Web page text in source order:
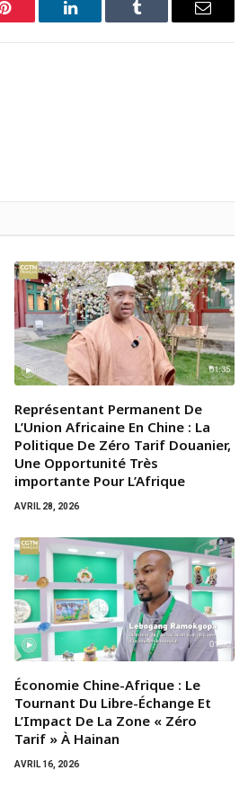
Pinterest LinkedIn Tumblr Email
Représentant Permanent De
L’Union Africaine En Chine : La
Politique De Zéro Tarif Douanier,
Une Opportunité Très
importante Pour L’Afrique
AVRIL 28, 2026
Économie Chine-Afrique : Le
Tournant Du Libre-Échange Et
L’Impact De La Zone « Zéro
Tarif » À Hainan
AVRIL 16, 2026